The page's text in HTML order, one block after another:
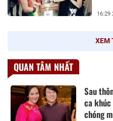
16:29
XEM
QUAN TÂM NHẤT
Sau
ca khúc
chóng